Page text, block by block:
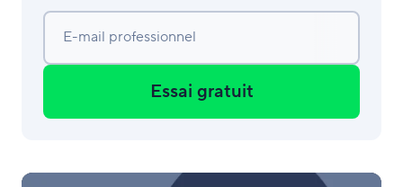
E-mail professionnel
Essai gratuit